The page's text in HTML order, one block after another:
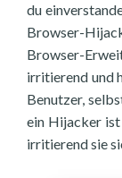
du
Browser-
Browser-
irritierend und
Benutzer,
ein Hijacker ist
irritierend sie